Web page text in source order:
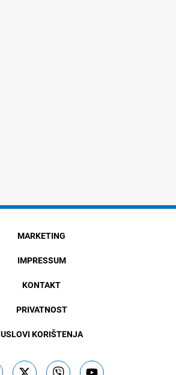
MARKETING
IMPRESSUM
KONTAKT
PRIVATNOST
USLOVI KORIŠTENJA